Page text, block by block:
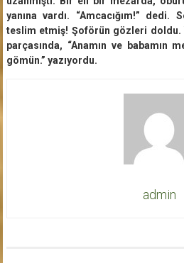
yanına vardı. “Amcacığım!”
teslim etmiş! Şoförün gözleri doldu.
parçasında, “Anamın ve babamın
gömün.” yazıyordu.
admin